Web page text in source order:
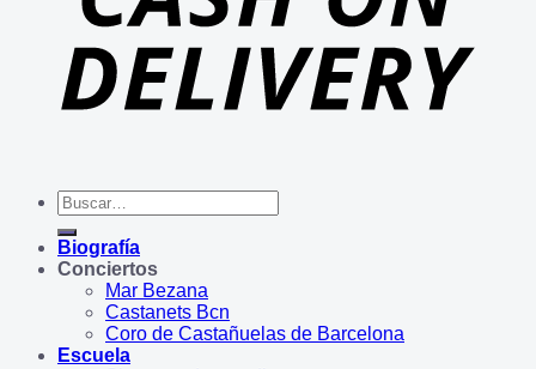
Buscar
por:
Biografía
Conciertos
Mar Bezana
Castanets Bcn
Coro de Castañuelas de Barcelona
Escuela